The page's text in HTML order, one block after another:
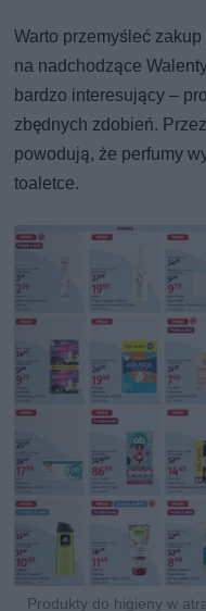
Warto przemyśleć
na nadchodzące
bardzo interesujący –
zbędnych zdobień.
powodują, że perfumy
toaletce.
Produkty do higieny w